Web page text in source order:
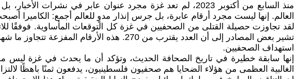
منذ السابع من أكتوبر 2023، لم تعد غزة مجرد عنوان عابر في
العالم. إنها ليست مجرد أرقام عابرة، بل جرس إنذار مدوٍ للعالم أجمع: الكاميرا
تشير بعض المصادر إلى أن العدد يقترب من 270.
استهداف الصحفيين.
إنها سابقة خطيرة في تاريخ الصحافة الحديث، وتؤكد أن ما يحدث في غزة
الغالبية العظمى من هؤلاء الضحايا هم صحفيون فلسطينيون، يدفعون ثمنًا باهظًا